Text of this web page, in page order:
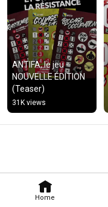
Home
ANTIFA, le jeu -
NOUVELLE ÉDITION
(Teaser)
31K views